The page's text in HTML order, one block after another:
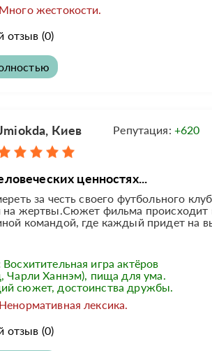
Много жестокости.
отзыв (0)
Киев Репутация: +620
ценностях...
за честь своего футбольного
на жертвы.Сюжет фильма
командой, где каждый придет на
Восхитительная игра актёров
Чарли Ханнэм), пища для ума.
сюжет, достоинства дружбы.
Ненормативная лексика.
отзыв (0)